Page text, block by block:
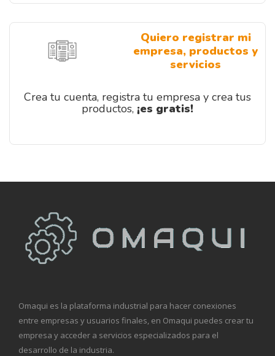
Quiero registrar mi
empresa, productos y
servicios
Crea tu cuenta, registra tu empresa y crea tus
productos, ¡es gratis!
Omaqui es la plataforma industrial para hacer conexiones
entre empresas y usuarios finales, en Omaqui puedes crear tu
empresa y acceder a servicios especializados para el
desarrollo de la industria.